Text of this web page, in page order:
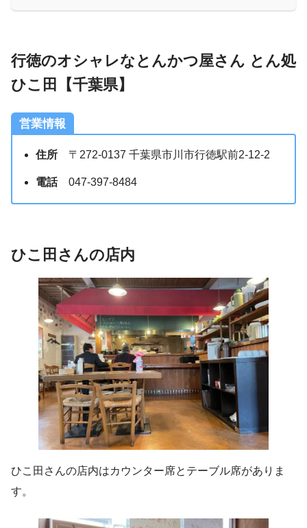
行徳のオシャレなとんかつ屋さん とん処
ひこ田
【千葉県】
営業情報
住所 〒272-0137 千葉県市川市行徳駅前2-12-2
電話047-397-8484
ひこ田さんの店内
ひこ田さんの店内はカウンター席とテーブル席がありま
す。